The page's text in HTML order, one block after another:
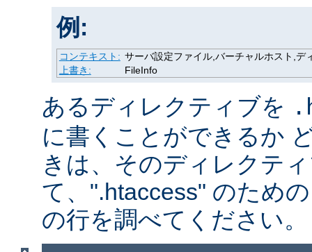
例:
コンテキスト: サーバ設定ファイル,バーチャルホスト,デ
上書き:
FileInfo
あるディレクティブを
に書くことができるか
きは、そのディレクテ
て、".htaccess" のため
の行を調べてください。